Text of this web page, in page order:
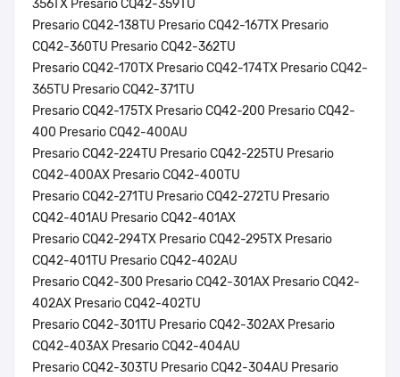
356TX Presario CQ42-359TU
Presario CQ42-138TU Presario CQ42-167TX Presario
CQ42-360TU Presario CQ42-362TU
Presario CQ42-170TX Presario CQ42-174TX Presario CQ42-
365TU Presario CQ42-371TU
Presario CQ42-175TX Presario CQ42-200 Presario CQ42-
400 Presario CQ42-400AU
Presario CQ42-224TU Presario CQ42-225TU Presario
CQ42-400AX Presario CQ42-400TU
Presario CQ42-271TU Presario CQ42-272TU Presario
CQ42-401AU Presario CQ42-401AX
Presario CQ42-294TX Presario CQ42-295TX Presario
CQ42-401TU Presario CQ42-402AU
Presario CQ42-300 Presario CQ42-301AX Presario CQ42-
402AX Presario CQ42-402TU
Presario CQ42-301TU Presario CQ42-302AX Presario
CQ42-403AX Presario CQ42-404AU
Presario CQ42-303TU Presario CQ42-304AU Presario